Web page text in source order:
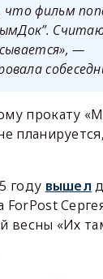
фильм
—
прокату
году вышел
ForPost
весны «Их